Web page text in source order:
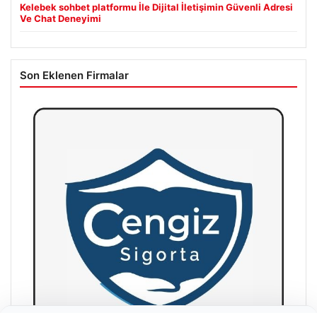
Kelebek sohbet platformu İle Dijital İletişimin Güvenli Adresi
Ve Chat Deneyimi
Son Eklenen Firmalar